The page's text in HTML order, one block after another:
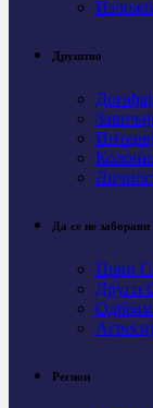
Друштво
Да се не заборави
Први
Други
Регион